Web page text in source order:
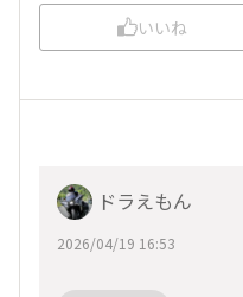
いいね
ドラえもん
2026/04/19 16:53